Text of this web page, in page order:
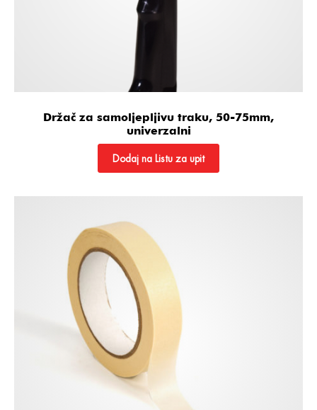
Držač za samoljepljivu traku, 50-75mm,
univerzalni
Dodaj na Listu za upit